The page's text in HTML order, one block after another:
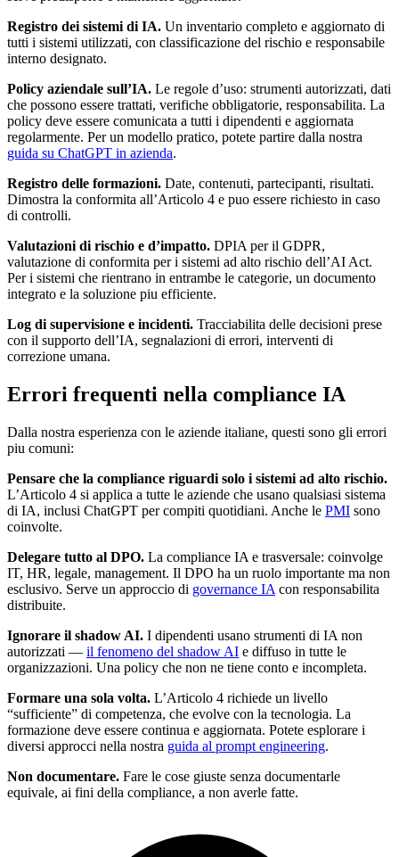
Registro dei sistemi di IA. Un inventario completo e aggiornato di
tutti i sistemi utilizzati, con classificazione del rischio e responsabile
interno designato.
Policy aziendale sull’IA. Le regole d’uso: strumenti autorizzati, dati
che possono essere trattati, verifiche obbligatorie, responsabilita. La
policy deve essere comunicata a tutti i dipendenti e aggiornata
regolarmente. Per un modello pratico, potete partire dalla nostra
guida su ChatGPT in azienda.
Registro delle formazioni. Date, contenuti, partecipanti, risultati.
Dimostra la conformita all’Articolo 4 e puo essere richiesto in caso
di controlli.
Valutazioni di rischio e d’impatto. DPIA per il GDPR,
valutazione di conformita per i sistemi ad alto rischio dell’AI Act.
Per i sistemi che rientrano in entrambe le categorie, un documento
integrato e la soluzione piu efficiente.
Log di supervisione e incidenti. Tracciabilita delle decisioni prese
con il supporto dell’IA, segnalazioni di errori, interventi di
correzione umana.
Errori frequenti nella compliance IA
Dalla nostra esperienza con le aziende italiane, questi sono gli errori
piu comuni:
Pensare che la compliance riguardi solo i sistemi ad alto rischio.
L’Articolo 4 si applica a tutte le aziende che usano qualsiasi sistema
di IA, inclusi ChatGPT per compiti quotidiani. Anche le PMI sono
coinvolte.
Delegare tutto al DPO. La compliance IA e trasversale: coinvolge
IT, HR, legale, management. Il DPO ha un ruolo importante ma non
esclusivo. Serve un approccio di governance IA con responsabilita
distribuite.
Ignorare il shadow AI. I dipendenti usano strumenti di IA non
autorizzati — il fenomeno del shadow AI e diffuso in tutte le
organizzazioni. Una policy che non ne tiene conto e incompleta.
Formare una sola volta. L’Articolo 4 richiede un livello
“sufficiente” di competenza, che evolve con la tecnologia. La
formazione deve essere continua e aggiornata. Potete esplorare i
diversi approcci nella nostra guida al prompt engineering.
Non documentare. Fare le cose giuste senza documentarle
equivale, ai fini della compliance, a non averle fatte.